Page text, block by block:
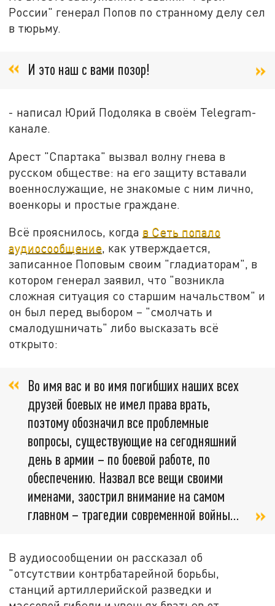
России" генерал Попов по странному делу сел
в тюрьму.
И это наш с вами позор!
- написал Юрий Подоляка в своём Telegram-
канале.
Арест "Спартака" вызвал волну гнева в
русском обществе: на его защиту вставали
военнослужащие, не знакомые с ним лично,
военкоры и простые граждане.
Всё прояснилось, когда в Сеть попало
аудиосообщение, как утверждается,
записанное Поповым своим "гладиаторам", в
котором генерал заявил, что "возникла
сложная ситуация со старшим начальством" и
он был перед выбором – "смолчать и
смалодушничать" либо высказать всё
открыто:
Во имя вас и во имя погибших наших всех
друзей боевых не имел права врать,
поэтому обозначил все проблемные
вопросы, существующие на сегодняшний
день в армии – по боевой работе, по
обеспечению. Назвал все вещи своими
именами, заострил внимание на самом
главном – трагедии современной войны...
В аудиосообщении он рассказал об
"отсутствии контрбатарейной борьбы,
станций артиллерийской разведки и